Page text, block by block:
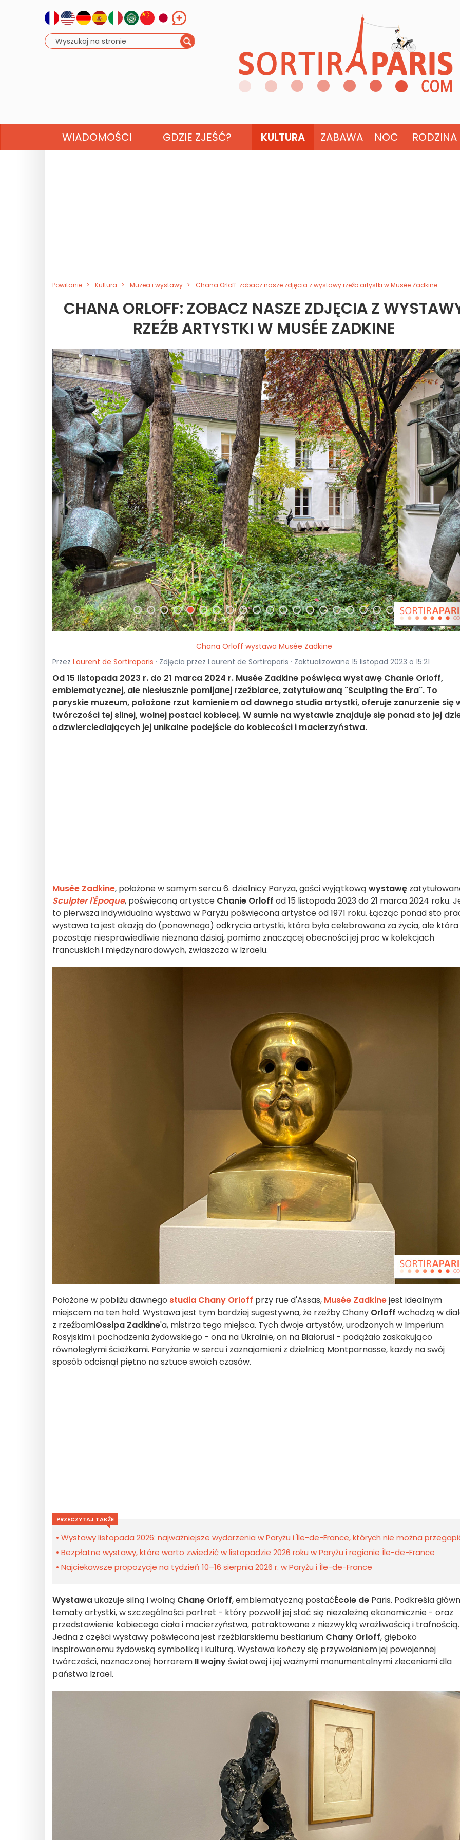
WIADOMOŚCI GDZIE ZJEŚĆ? KULTURA ZABAWA NOC RODZINA
Powitanie Kultura Muzea i wystawy Chana Orloff: zobacz nasze zdjęcia z wystawy rzeźb artystki w Musée Zadkine
CHANA ORLOFF: ZOBACZ NASZE ZDJĘCIA Z
RZEŹB ARTYSTKI W MUSÉE ZADKINE
<
Chana Orloff wystawa Musée Zadkine
Przez Laurent de Sortiraparis · Zdjęcia przez Laurent de Sortiraparis · Zaktualizowane 15 listopad 2023 o 15:21
Od 15 listopada 2023 r. do 21 marca 2024 r. Musée Zadkine poświęca wystawę Chanie Orloff,
emblematycznej, ale niesłusznie pomijanej rzeźbiarce, zatytułowaną "Sculpting the Era". To
paryskie muzeum, położone rzut kamieniem od dawnego studia artystki, oferuje zanurzenie się
twórczości tej silnej, wolnej postaci kobiecej. W sumie na wystawie znajduje się ponad sto jej
odzwierciedlających jej unikalne podejście do kobiecości i macierzyństwa.
Musée Zadkine, położone w samym sercu 6. dzielnicy Paryża, gości wyjątkową wystawę
Sculpter l'Époque, poświęconą artystce Chanie Orloff od 15 listopada 2023 do 21 marca 2024 roku.
to pierwsza indywidualna wystawa w Paryżu poświęcona artystce od 1971 roku. Łącząc ponad sto
wystawa ta jest okazją do (ponownego) odkrycia artystki, która była celebrowana za życia, ale która
pozostaje niesprawiedliwie nieznana dzisiaj, pomimo znaczącej obecności jej prac w kolekcjach
francuskich i międzynarodowych, zwłaszcza w Izraelu.
Położone w pobliżu dawnego studia Chany Orloff przy rue d'Assas, Musée Zadkinejest idealnym
miejscem na ten hołd. Wystawa jest tym bardziej sugestywna, że rzeźby Chany Orloff wchodzą w
z rzeźbamiOssipa Zadkine'a, mistrza tego miejsca. Tych dwoje artystów, urodzonych w Imperium
Rosyjskim i pochodzenia żydowskiego - ona na Ukrainie, on na Białorusi - podążało zaskakująco
równoległymi ścieżkami. Paryżanie w sercu i zaznajomieni z dzielnicą Montparnasse, każdy na swój
sposób odcisnął piętno na sztuce swoich czasów.
PRZECZYTAJ TAKŻE
Wystawy listopada 2026: najważniejsze wydarzenia w Paryżu i Île-de-France, których nie można
Bezpłatne wystawy, które warto zwiedzić w listopadzie 2026 roku w Paryżu i regionie Île-de-France
Najciekawsze propozycje na tydzień 10–16 sierpnia 2026 r. w Paryżu i Île-de-France
Wystawaukazuje silną i wolną Chanę Orloff, emblematyczną postaćÉcole de Paris. Podkreśla
tematy artystki, w szczególności portret - który pozwolił jej stać się niezależną ekonomicznie - oraz
przedstawienie kobiecego ciała i macierzyństwa, potraktowane z niezwykłą wrażliwością i trafnością.
Jedna z części wystawy poświęcona jest rzeźbiarskiemu bestiarium Chany Orloff, głęboko
inspirowanemu żydowską symboliką i kulturą. Wystawa kończy się przywołaniem jej powojennej
twórczości, naznaczonej horrorem II wojny światowej i jej ważnymi monumentalnymi zleceniami dla
państwa Izrael.